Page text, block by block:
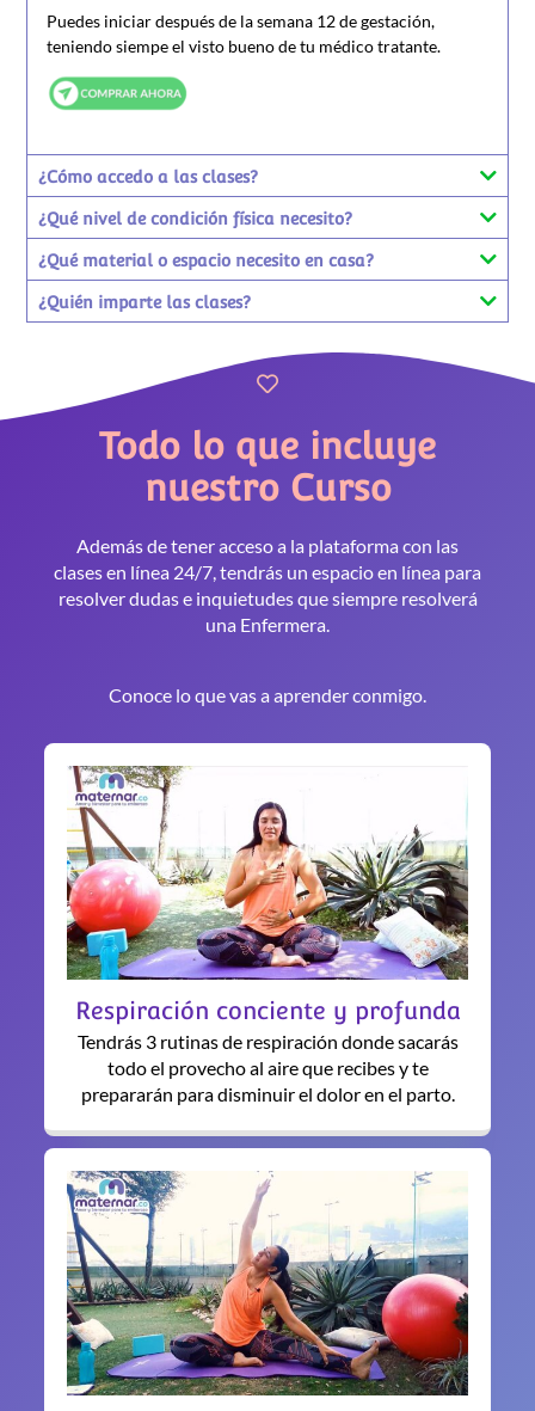
Puedes iniciar después de la semana 12 de gestación,
teniendo siempe el visto bueno de tu médico tratante.
¿Cómo accedo a las clases?
¿Qué nivel de condición física necesito?
¿Qué material o espacio necesito en casa?
¿Quién imparte las clases?
Todo lo que incluye
nuestro Curso
Además de tener acceso a la plataforma con las
clases en línea 24/7, tendrás un espacio en línea para
resolver dudas e inquietudes que siempre resolverá
una Enfermera.
Conoce lo que vas a aprender conmigo.
Respiración conciente y profunda
Tendrás 3 rutinas de respiración donde sacarás
todo el provecho al aire que recibes y te
prepararán para disminuir el dolor en el parto.